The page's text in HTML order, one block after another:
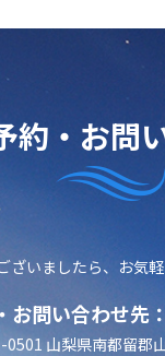
約・お問
いましたら、 お気
お問い合わせ先
0501 山梨県南都留郡